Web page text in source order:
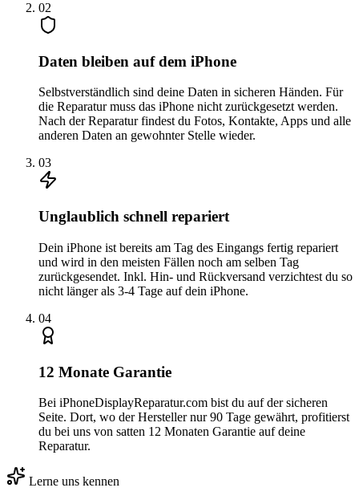
02
Daten bleiben auf dem iPhone
Selbstverständlich sind deine Daten in sicheren Händen. Für
die Reparatur muss das iPhone nicht zurückgesetzt werden.
Nach der Reparatur findest du Fotos, Kontakte, Apps und alle
anderen Daten an gewohnter Stelle wieder.
03
Unglaublich schnell repariert
Dein iPhone ist bereits am Tag des Eingangs fertig repariert
und wird in den meisten Fällen noch am selben Tag
zurückgesendet. Inkl. Hin- und Rückversand verzichtest du so
nicht länger als 3-4 Tage auf dein iPhone.
04
12 Monate Garantie
Bei iPhoneDisplayReparatur.com bist du auf der sicheren
Seite. Dort, wo der Hersteller nur 90 Tage gewährt, profitierst
du bei uns von satten 12 Monaten Garantie auf deine
Reparatur.
Lerne uns kennen